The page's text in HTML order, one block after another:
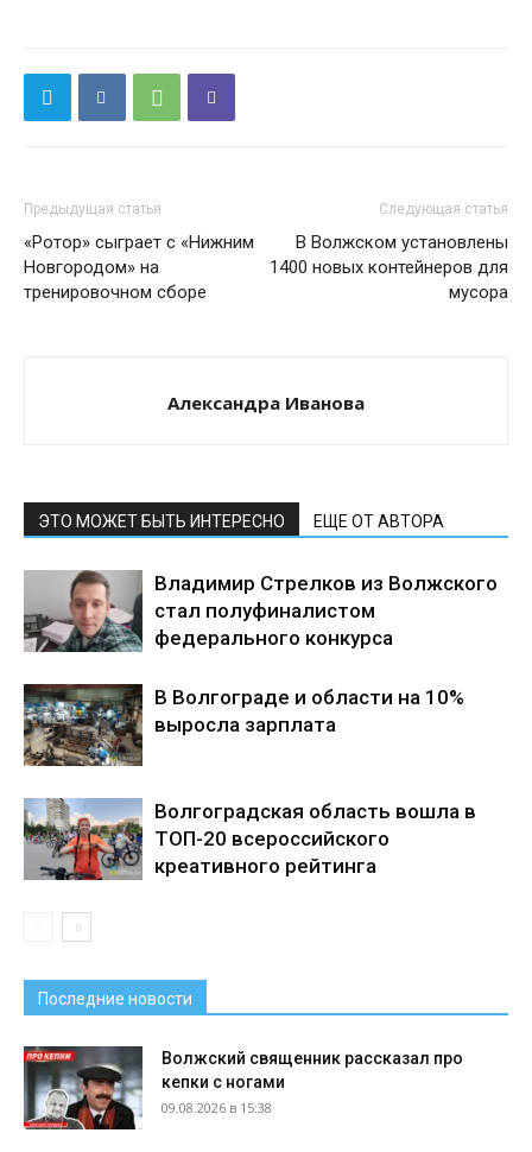
Предыдущая статья
«Ротор» сыграет с «Нижним
Новгородом» на
тренировочном сборе
Следующая статья
В Волжском установлены
1400 новых контейнеров для
мусора
Александра Иванова
ЭТО МОЖЕТ БЫТЬ ИНТЕРЕСНО ЕЩЕ ОТ АВТОРА
Владимир Стрелков из Волжского
стал полуфиналистом
федерального конкурса
В Волгограде и области на 10%
выросла зарплата
Волгоградская область вошла в
ТОП-20 всероссийского
креативного рейтинга
Последние новости
Волжский священник рассказал про
кепки с ногами
09.08.2026 в 15:38